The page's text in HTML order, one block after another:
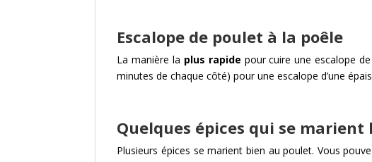
Escalope de poulet à la poêle
La manière la plus rapide pour cuire une escalope
minutes de chaque côté) pour une escalope d’une
Quelques épices qui se
Plusieurs épices se marient bien au poulet. Vous